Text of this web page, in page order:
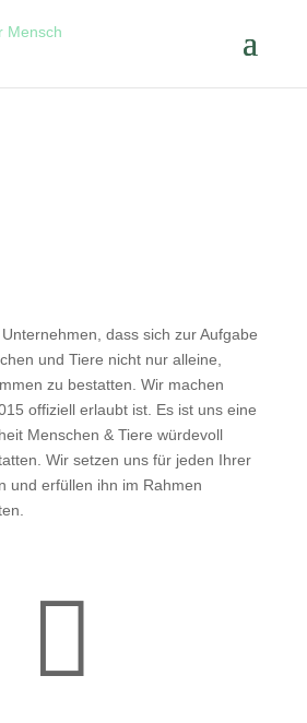
dass sich zur Aufgabe
und Tiere nicht nur alleine,
zu bestatten. Wir machen
offiziell erlaubt ist. Es ist uns eine
Menschen & Tiere würdevoll
Wir setzen uns für jeden Ihrer
und erfüllen ihn im Rahmen
